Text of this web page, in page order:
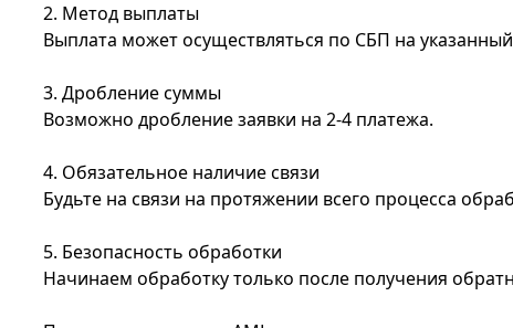
2. Метод выплаты
Выплата может осуществляться по СБП на
3. Дробление суммы
Возможно дробление заявки на 2-4 платежа.
4. Обязательное наличие связи
Будьте на связи на протяжении всего процесса
5. Безопасность обработки
Начинаем обработку только после получения